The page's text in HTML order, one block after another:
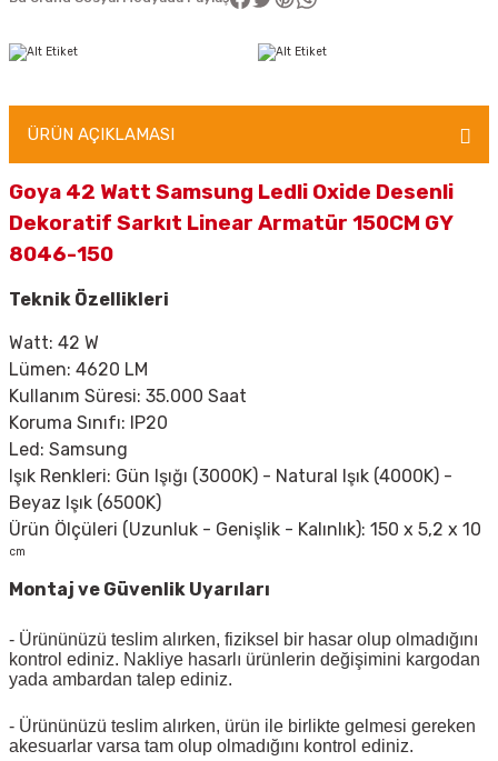
ÜRÜN AÇIKLAMASI
Goya 42 Watt Samsung Ledli Oxide Desenli
Dekoratif Sarkıt Linear Armatür 150CM GY
8046-150
Teknik Özellikleri
Watt: 42 W
Lümen: 4620 LM
Kullanım Süresi: 35.000 Saat
Koruma Sınıfı: IP20
Led: Samsung
Işık Renkleri: Gün Işığı (3000K) - Natural Işık (4000K) -
Beyaz Işık (6500K)
Ürün Ölçüleri (Uzunluk - Genişlik - Kalınlık): 150 x 5,2 x 10
cm
Montaj ve Güvenlik Uyarıları
- Ürününüzü teslim alırken, fiziksel bir hasar olup olmadığını
kontrol ediniz. Nakliye hasarlı ürünlerin değişimini kargodan
yada ambardan talep ediniz.
- Ürününüzü teslim alırken, ürün ile birlikte gelmesi gereken
akesuarlar varsa tam olup olmadığını kontrol ediniz.